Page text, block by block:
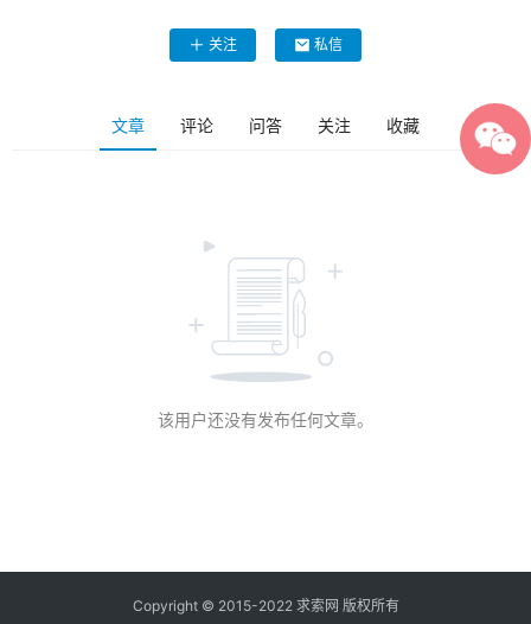
关注 私信
文章 评论 问答 关注 收藏
该用户还没有发布任何文章。
Copyright © 2015-2022 求索网 版权所有